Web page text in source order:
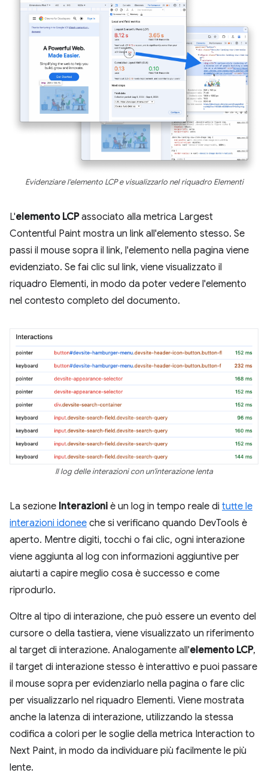
Evidenziare l'elemento LCP e visualizzarlo nel riquadro Elementi
L'elemento LCPassociato alla metrica Largest
Contentful Paint mostra un link all'elemento stesso. Se
passi il mouse sopra il link, l'elemento nella pagina viene
evidenziato. Se fai clic sul link, viene visualizzato il
riquadro Elementi, in modo da poter vedere l'elemento
nel contesto completo del documento.
Il log delle interazioni con un'interazione lenta
La sezione Interazioni è un log in tempo reale di tutte le
interazioni idonee che si verificano quando DevTools è
aperto. Mentre digiti, tocchi o fai clic, ogni interazione
viene aggiunta al log con informazioni aggiuntive per
aiutarti a capire meglio cosa è successo e come
riprodurlo.
Oltre al tipo di interazione, che può essere un evento del
cursore o della tastiera, viene visualizzato un riferimento
al target di interazione. Analogamente all'elemento LCP,
il target di interazione stesso è interattivo e puoi passare
il mouse sopra per evidenziarlo nella pagina o fare clic
per visualizzarlo nel riquadro Elementi. Viene mostrata
anche la latenza di interazione, utilizzando la stessa
codifica a colori per le soglie della metrica Interaction to
Next Paint, in modo da individuare più facilmente le più
lente.